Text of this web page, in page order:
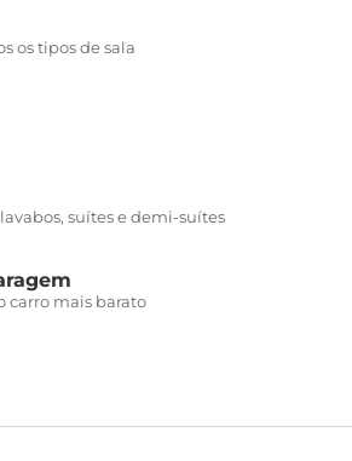
os tipos de sala
suítes e demi-suítes
carro mais barato